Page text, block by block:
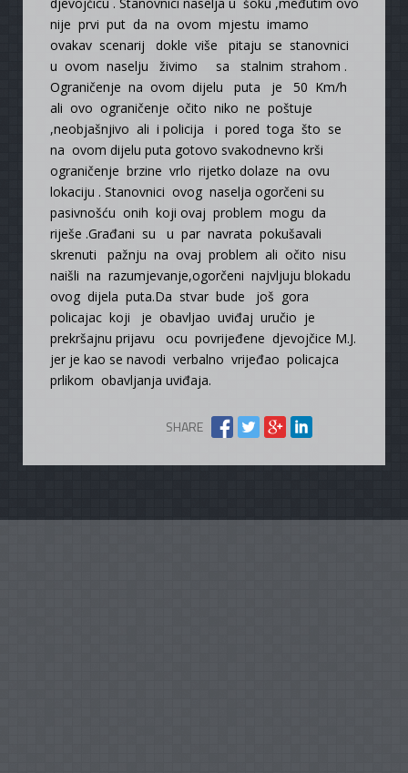
nije prvi put da na ovom mjestu imamo
ovakav scenarij dokle više pitaju se stanovnici
u ovom naselju živimo sa stalnim strahom .
Ograničenje na ovom dijelu puta je 50 Km/h
ali ovo ograničenje očito niko ne poštuje
,neobjašnjivo ali i policija i pored toga što se
na ovom dijelu puta gotovo svakodnevno krši
ograničenje brzine vrlo rijetko dolaze na ovu
lokaciju . Stanovnici ovog naselja ogorčeni su
pasivnošću onih koji ovaj problem mogu da
riješe .Građani su u par navrata pokušavali
skrenuti pažnju na ovaj problem ali očito nisu
naišli na razumjevanje,ogorčeni najvljuju blokadu
ovog dijela puta.Da stvar bude još gora
policajac koji je obavljao uviđaj uručio je
prekršajnu prijavu ocu povrijeđene djevojčice M.J.
jer je kao se navodi verbalno vrijeđao policajca
prlikom obavljanja uviđaja.
SHARE